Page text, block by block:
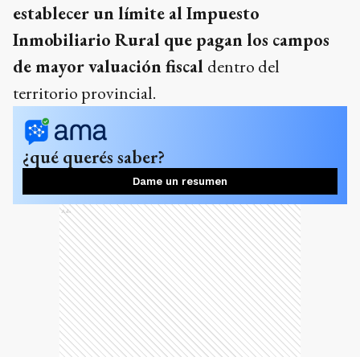
establecer un límite al Impuesto
Inmobiliario Rural que pagan los campos
de mayor valuación fiscal dentro del
territorio provincial.
¿qué querés saber?
Dame un resumen
Ads